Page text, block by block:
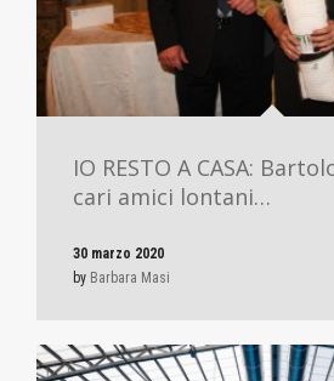
IO RESTO A CASA:
cari amici lontani…
30 marzo 2020
by Barbara Masi